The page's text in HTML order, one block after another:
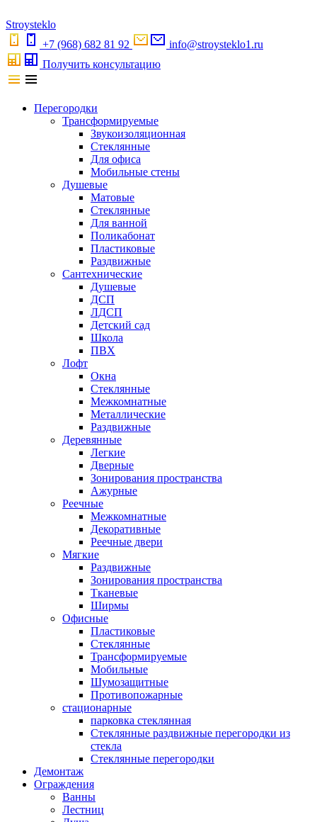
Stroysteklo
+7 (968) 682 81 92
info@stroysteklo1.ru
Получить консультацию
Перегородки
Трансформируемые
Звукоизоляционная
Стеклянные
Для офиса
Мобильные стены
Душевые
Матовые
Стеклянные
Для ванной
Поликабонат
Пластиковые
Раздвижные
Сантехнические
Душевые
ДСП
ЛДСП
Детский сад
Школа
ПВХ
Лофт
Окна
Стеклянные
Межкомнатные
Металлические
Раздвижные
Деревянные
Легкие
Дверные
Зонирования пространства
Ажурные
Реечные
Межкомнатные
Декоративные
Реечные двери
Мягкие
Раздвижные
Зонирования пространства
Тканевые
Ширмы
Офисные
Пластиковые
Стеклянные
Трансформируемые
Мобильные
Шумозащитные
Противопожарные
стационарные
парковка стеклянная
Стеклянные раздвижные перегородки из
стекла
Стеклянные перегородки
Демонтаж
Ограждения
Ванны
Лестниц